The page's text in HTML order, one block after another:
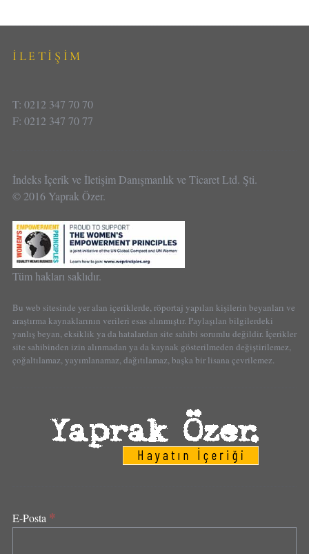
İLETİŞİM
T: 0212 347 70 70
F: 0212 347 70 77
İndeks İçerik ve İletişim Danışmanlık ve Ticaret Ltd. Şti.
© 2016 Yaprak Özer.
Tüm hakları saklıdır.
Bu web sitesinde yer alan içeriklerde, röportaj yapılan kişilerin beyanları ve
araştırma kaynaklarının verileri esas alınmıştır. Paylaşılan bilgilerdeki
yanlış beyan, eksiklik ya da hatalardan site sahibi sorumlu değildir. İçerikler
site sahibinden izin alınmadan ya da kaynak gösterilmeden değiştirilemez,
çoğaltılamaz, yayımlanamaz, dağıtılamaz, başka bir lisana çevrilemez.
E-Posta *